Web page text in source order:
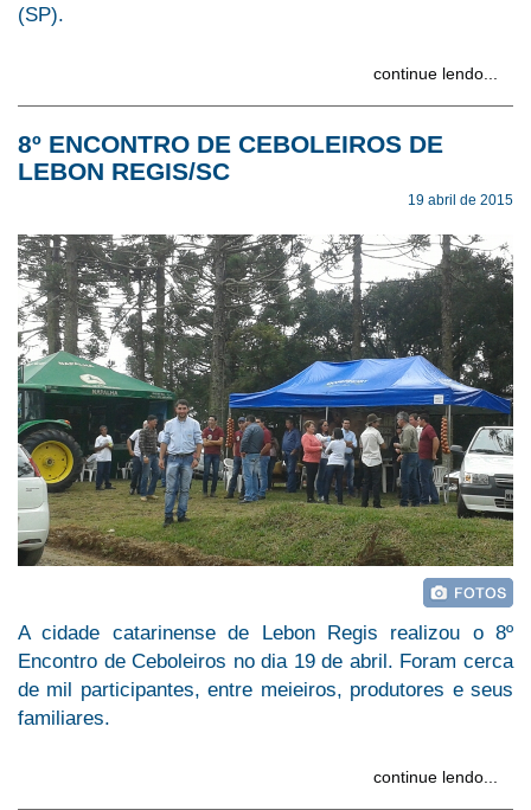
(SP).
continue lendo...
8º ENCONTRO DE CEBOLEIROS DE
LEBON REGIS/SC
19 abril de 2015
A cidade catarinense de Lebon Regis realizou o 8º
Encontro de Ceboleiros no dia 19 de abril. Foram cerca
de mil participantes, entre meieiros, produtores e seus
familiares.
continue lendo...